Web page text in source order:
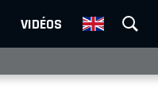
VIDÉOS